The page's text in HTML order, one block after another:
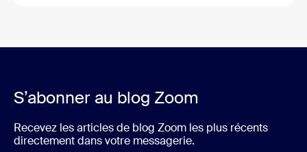
S’abonner au blog Zoom
Recevez les articles de blog Zoom les plus récents
directement dans votre messagerie.